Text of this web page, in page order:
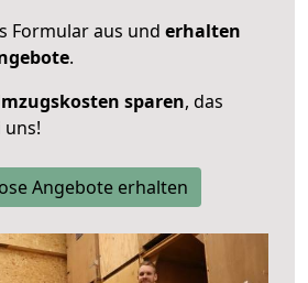
Formular aus und erhalten
.
sparen, das
Angebote erhalten